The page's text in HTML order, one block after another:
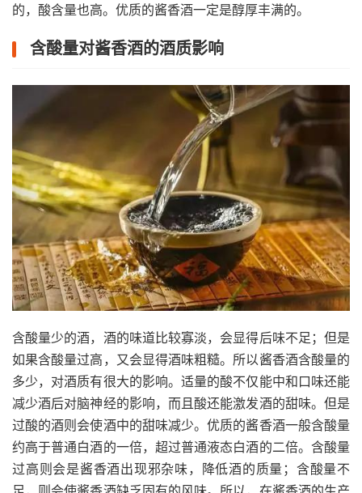
的，酸含量也高。优质的酱香酒一定是醇厚丰满的。
含酸量对酱香酒的酒质影响
含酸量少的酒，酒的味道比较寡淡，会显得后味不足；但是
如果含酸量过高，又会显得酒味粗糙。所以酱香酒含酸量的
多少，对酒质有很大的影响。适量的酸不仅能中和口味还能
减少酒后对脑神经的影响，而且酸还能激发酒的甜味。但是
过酸的酒则会使酒中的甜味减少。优质的酱香酒一般含酸量
约高于普通白酒的一倍，超过普通液态白酒的二倍。含酸量
过高则会是酱香酒出现邪杂味，降低酒的质量；含酸量不